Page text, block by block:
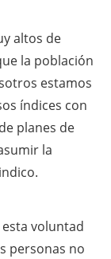
altos de
la población
estamos
índices con
planes de
la
voluntad
personas no